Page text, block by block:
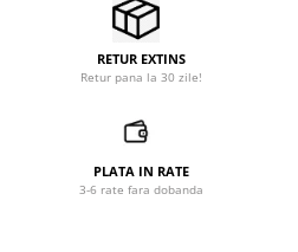
RETUR EXTINS
Retur pana la 30 zile!
PLATA IN RATE
3-6 rate fara dobanda